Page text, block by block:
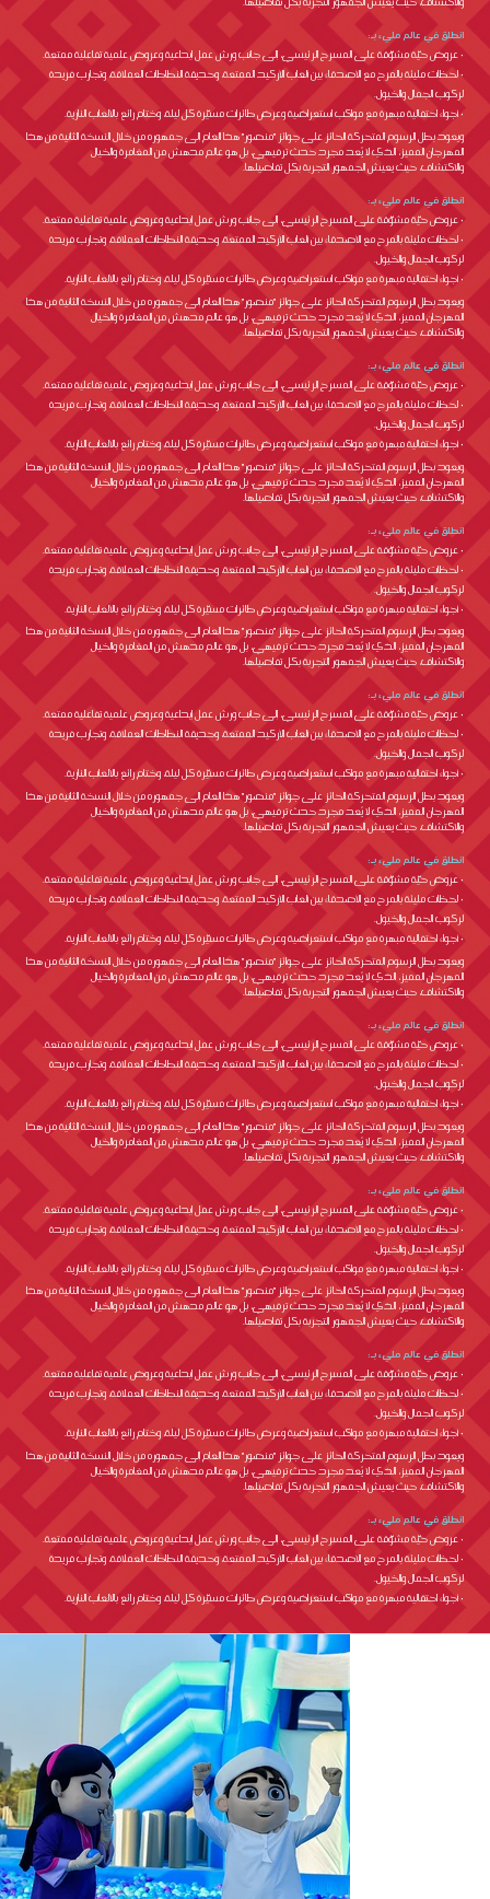
انطلق في عالم مليء بـ:
• عروض حيّة مشوّقة على المسرح الرئيسي، إلى جانب ورش عمل إبداعية وعروض علمية تفاعلية ممتعة.
• لحظات مليئة بالمرح مع الأصدقاء بين ألعاب الأركيد الممتعة، وحديقة النطاطات العملاقة، وتجارب فريدة
لركوب الجمال والخيول.
• أجواء احتفالية مبهرة مع مواكب استعراضية وعرض طائرات مسيّرة كل ليلة، وختام رائع بالألعاب النارية.
ويعود بطل الرسوم المتحركة الحائز على جوائز "منصور" هذا العام إلى جمهوره من خلال النسخة الثانية من هذا
المهرجان المميز، الذي لا يُعد مجرد حدث ترفيهي، بل هو عالم مدهش من المغامرة والخيال
والاكتشاف، حيث يعيش الجمهور التجربة بكل تفاصيلها.
انطلق في عالم مليء بـ:
• عروض حيّة مشوّقة على المسرح الرئيسي، إلى جانب ورش عمل إبداعية وعروض علمية تفاعلية ممتعة.
• لحظات مليئة بالمرح مع الأصدقاء بين ألعاب الأركيد الممتعة، وحديقة النطاطات العملاقة، وتجارب فريدة
لركوب الجمال والخيول.
• أجواء احتفالية مبهرة مع مواكب استعراضية وعرض طائرات مسيّرة كل ليلة، وختام رائع بالألعاب النارية.
ويعود بطل الرسوم المتحركة الحائز على جوائز "منصور" هذا العام إلى جمهوره من خلال النسخة الثانية من هذا
المهرجان المميز، الذي لا يُعد مجرد حدث ترفيهي، بل هو عالم مدهش من المغامرة والخيال
والاكتشاف، حيث يعيش الجمهور التجربة بكل تفاصيلها.
انطلق في عالم مليء بـ:
• عروض حيّة مشوّقة على المسرح الرئيسي، إلى جانب ورش عمل إبداعية وعروض علمية تفاعلية ممتعة.
• لحظات مليئة بالمرح مع الأصدقاء بين ألعاب الأركيد الممتعة، وحديقة النطاطات العملاقة، وتجارب فريدة
لركوب الجمال والخيول.
• أجواء احتفالية مبهرة مع مواكب استعراضية وعرض طائرات مسيّرة كل ليلة، وختام رائع بالألعاب النارية.
ويعود بطل الرسوم المتحركة الحائز على جوائز "منصور" هذا العام إلى جمهوره من خلال النسخة الثانية من هذا
المهرجان المميز، الذي لا يُعد مجرد حدث ترفيهي، بل هو عالم مدهش من المغامرة والخيال
والاكتشاف، حيث يعيش الجمهور التجربة بكل تفاصيلها.
انطلق في عالم مليء بـ:
• عروض حيّة مشوّقة على المسرح الرئيسي، إلى جانب ورش عمل إبداعية وعروض علمية تفاعلية ممتعة.
• لحظات مليئة بالمرح مع الأصدقاء بين ألعاب الأركيد الممتعة، وحديقة النطاطات العملاقة، وتجارب فريدة
لركوب الجمال والخيول.
• أجواء احتفالية مبهرة مع مواكب استعراضية وعرض طائرات مسيّرة كل ليلة، وختام رائع بالألعاب النارية.
ويعود بطل الرسوم المتحركة الحائز على جوائز "منصور" هذا العام إلى جمهوره من خلال النسخة الثانية من هذا
المهرجان المميز، الذي لا يُعد مجرد حدث ترفيهي، بل هو عالم مدهش من المغامرة والخيال
والاكتشاف، حيث يعيش الجمهور التجربة بكل تفاصيلها.
انطلق في عالم مليء بـ:
• عروض حيّة مشوّقة على المسرح الرئيسي، إلى جانب ورش عمل إبداعية وعروض علمية تفاعلية ممتعة.
• لحظات مليئة بالمرح مع الأصدقاء بين ألعاب الأركيد الممتعة، وحديقة النطاطات العملاقة، وتجارب فريدة
لركوب الجمال والخيول.
• أجواء احتفالية مبهرة مع مواكب استعراضية وعرض طائرات مسيّرة كل ليلة، وختام رائع بالألعاب النارية.
ويعود بطل الرسوم المتحركة الحائز على جوائز "منصور" هذا العام إلى جمهوره من خلال النسخة الثانية من هذا
المهرجان المميز، الذي لا يُعد مجرد حدث ترفيهي، بل هو عالم مدهش من المغامرة والخيال
والاكتشاف، حيث يعيش الجمهور التجربة بكل تفاصيلها.
انطلق في عالم مليء بـ:
• عروض حيّة مشوّقة على المسرح الرئيسي، إلى جانب ورش عمل إبداعية وعروض علمية تفاعلية ممتعة.
• لحظات مليئة بالمرح مع الأصدقاء بين ألعاب الأركيد الممتعة، وحديقة النطاطات العملاقة، وتجارب فريدة
لركوب الجمال والخيول.
• أجواء احتفالية مبهرة مع مواكب استعراضية وعرض طائرات مسيّرة كل ليلة، وختام رائع بالألعاب النارية.
ويعود بطل الرسوم المتحركة الحائز على جوائز "منصور" هذا العام إلى جمهوره من خلال النسخة الثانية من هذا
المهرجان المميز، الذي لا يُعد مجرد حدث ترفيهي، بل هو عالم مدهش من المغامرة والخيال
والاكتشاف، حيث يعيش الجمهور التجربة بكل تفاصيلها.
انطلق في عالم مليء بـ:
• عروض حيّة مشوّقة على المسرح الرئيسي، إلى جانب ورش عمل إبداعية وعروض علمية تفاعلية ممتعة.
• لحظات مليئة بالمرح مع الأصدقاء بين ألعاب الأركيد الممتعة، وحديقة النطاطات العملاقة، وتجارب فريدة
لركوب الجمال والخيول.
• أجواء احتفالية مبهرة مع مواكب استعراضية وعرض طائرات مسيّرة كل ليلة، وختام رائع بالألعاب النارية.
ويعود بطل الرسوم المتحركة الحائز على جوائز "منصور" هذا العام إلى جمهوره من خلال النسخة الثانية من هذا
المهرجان المميز، الذي لا يُعد مجرد حدث ترفيهي، بل هو عالم مدهش من المغامرة والخيال
والاكتشاف، حيث يعيش الجمهور التجربة بكل تفاصيلها.
انطلق في عالم مليء بـ:
• عروض حيّة مشوّقة على المسرح الرئيسي، إلى جانب ورش عمل إبداعية وعروض علمية تفاعلية ممتعة.
• لحظات مليئة بالمرح مع الأصدقاء بين ألعاب الأركيد الممتعة، وحديقة النطاطات العملاقة، وتجارب فريدة
لركوب الجمال والخيول.
• أجواء احتفالية مبهرة مع مواكب استعراضية وعرض طائرات مسيّرة كل ليلة، وختام رائع بالألعاب النارية.
ويعود بطل الرسوم المتحركة الحائز على جوائز "منصور" هذا العام إلى جمهوره من خلال النسخة الثانية من هذا
المهرجان المميز، الذي لا يُعد مجرد حدث ترفيهي، بل هو عالم مدهش من المغامرة والخيال
والاكتشاف، حيث يعيش الجمهور التجربة بكل تفاصيلها.
انطلق في عالم مليء بـ:
• عروض حيّة مشوّقة على المسرح الرئيسي، إلى جانب ورش عمل إبداعية وعروض علمية تفاعلية ممتعة.
• لحظات مليئة بالمرح مع الأصدقاء بين ألعاب الأركيد الممتعة، وحديقة النطاطات العملاقة، وتجارب فريدة
لركوب الجمال والخيول.
• أجواء احتفالية مبهرة مع مواكب استعراضية وعرض طائرات مسيّرة كل ليلة، وختام رائع بالألعاب النارية.
ويعود بطل الرسوم المتحركة الحائز على جوائز "منصور" هذا العام إلى جمهوره من خلال النسخة الثانية من هذا
المهرجان المميز، الذي لا يُعد مجرد حدث ترفيهي، بل هو عالم مدهش من المغامرة والخيال
والاكتشاف، حيث يعيش الجمهور التجربة بكل تفاصيلها.
انطلق في عالم مليء بـ:
• عروض حيّة مشوّقة على المسرح الرئيسي، إلى جانب ورش عمل إبداعية وعروض علمية تفاعلية ممتعة.
• لحظات مليئة بالمرح مع الأصدقاء بين ألعاب الأركيد الممتعة، وحديقة النطاطات العملاقة، وتجارب فريدة
لركوب الجمال والخيول.
• أجواء احتفالية مبهرة مع مواكب استعراضية وعرض طائرات مسيّرة كل ليلة، وختام رائع بالألعاب النارية.